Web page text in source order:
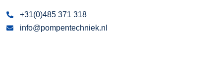
+31(0)485 371 318
info@pompentechniek.nl